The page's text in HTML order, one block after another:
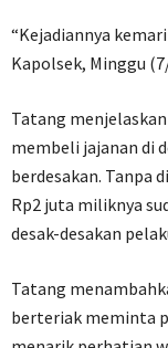
“Kejadiannya
Kapolsek, Minggu
Tatang
membeli jajanan di
berdesakan. Tanpa
Rp2 juta miliknya
desak-desakan
Tatang
berteriak meminta